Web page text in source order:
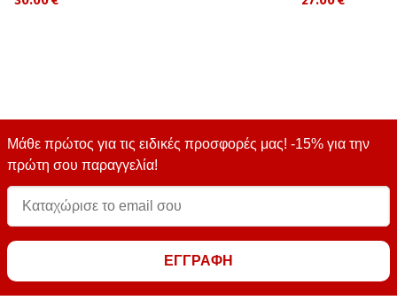
Μάθε πρώτος για τις ειδικές προσφορές μας! -15% για την
πρώτη σου παραγγελία!
ΕΓΓΡΑΦΗ